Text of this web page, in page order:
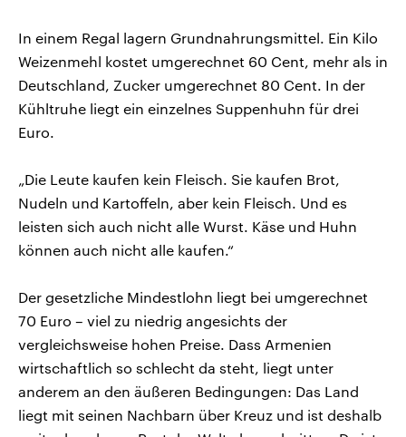
In einem Regal lagern Grundnahrungsmittel. Ein Kilo
Weizenmehl kostet umgerechnet 60 Cent, mehr als in
Deutschland, Zucker umgerechnet 80 Cent. In der
Kühltruhe liegt ein einzelnes Suppenhuhn für drei
Euro.
„Die Leute kaufen kein Fleisch. Sie kaufen Brot,
Nudeln und Kartoffeln, aber kein Fleisch. Und es
leisten sich auch nicht alle Wurst. Käse und Huhn
können auch nicht alle kaufen.“
Der gesetzliche Mindestlohn liegt bei umgerechnet
70 Euro – viel zu niedrig angesichts der
vergleichsweise hohen Preise. Dass Armenien
wirtschaftlich so schlecht da steht, liegt unter
anderem an den äußeren Bedingungen: Das Land
liegt mit seinen Nachbarn über Kreuz und ist deshalb